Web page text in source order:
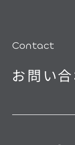
Contact
お問い